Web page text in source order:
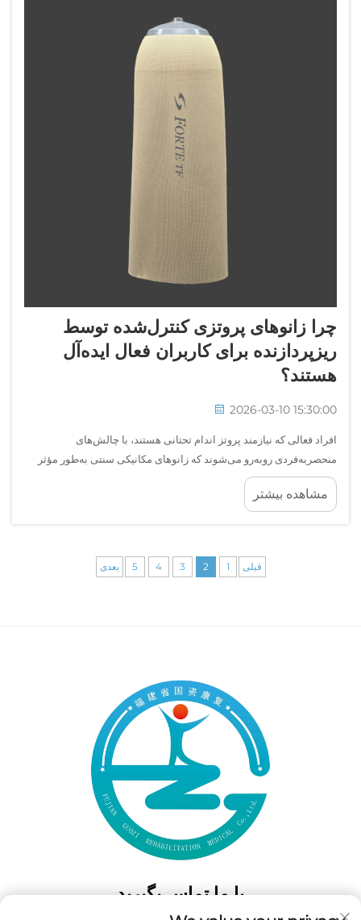
چرا زانوهای پروتزی کنترل‌شده توسط
ریزپردازنده برای کاربران فعال ایده‌آل
هستند؟
2026-03-10 15:30:00
افراد فعالی که نیازمند پروتز اندام تحتانی هستند، با چالش‌های
منحصربه‌فردی روبه‌رو می‌شوند که زانوهای مکانیکی سنتی به‌طور مؤثر
قادر به حل آن‌ها نیستند. پیشرفت انقلابی زانوهای پروتزی کنترل‌شده با
ریزپردازنده، این حوزه را دگرگون کرده است...
مشاهده بیشتر
قبلی 1
2
3
4
5 بعدی
با ما تماس بگیرید